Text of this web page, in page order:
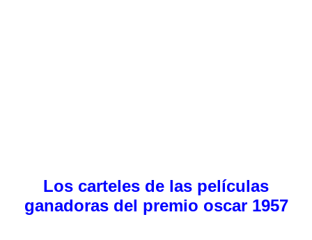
Los carteles de las películas
ganadoras del premio oscar 1957